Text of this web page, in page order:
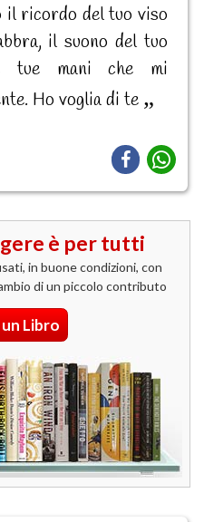
il ricordo del tuo viso
il suono del tuo
tue mani che mi
Ho voglia di te
è per tutti
in buone condizioni, con
di un piccolo contributo
Libro